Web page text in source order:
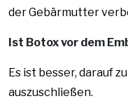
der Gebärmutter
Ist Botox vor dem
Es ist besser, darauf
auszuschließen.